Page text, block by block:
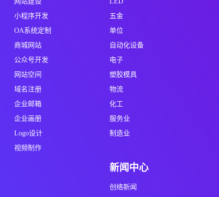
小程序开发
OA系统定制
商城网站
公众号开发
网站空间
域名注册
企业邮箱
企业画册
Logo设计
视频制作
五金
单位
自动化设备
电子
塑胶模具
物流
化工
服务业
制造业
新闻中心
创络新闻